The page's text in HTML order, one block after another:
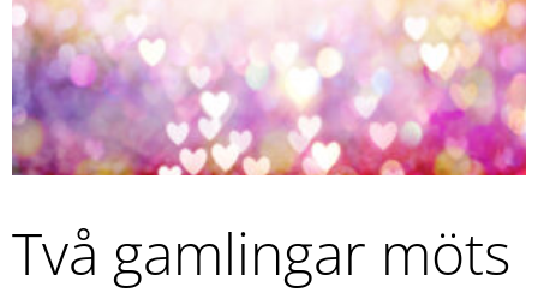
Två gamlingar möts